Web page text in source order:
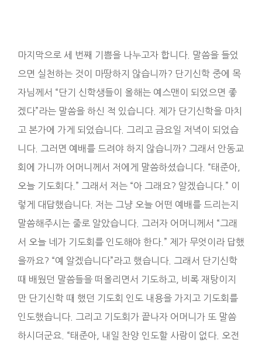
마지막으로 세 번째 기쁨을 나누고자 합니다. 말씀을 들었
으면 실천하는 것이 마땅하지 않습니까? 단기신학 중에 목
자님께서 “단기 신학생들이 올해는 예스맨이 되었으면 좋
겠다”라는 말씀을 하신 적 있습니다. 제가 단기신학을 마치
고 본가에 가게 되었습니다. 그리고 금요일 저녁이 되었습
니다. 그러면 예배를 드려야 하지 않습니까? 그래서 안동교
회에 가니까 어머니께서 저에게 말씀하셨습니다. “태준아,
오늘 기도회다.” 그래서 저는 “아 그래요? 알겠습니다.” 이
렇게 대답했습니다. 저는 그냥 오늘 어떤 예배를 드리는지
말씀해주시는 줄로 알았습니다. 그러자 어머니께서 “그래
서 오늘 네가 기도회를 인도해야 한다.” 제가 무엇이라 답했
을까요? “예 알겠습니다”라고 했습니다. 그래서 단기신학
때 배웠던 말씀들을 떠올리면서 기도하고, 비록 재탕이지
만 단기신학 때 했던 기도회 인도 내용을 가지고 기도회를
인도했습니다. 그리고 기도회가 끝나자 어머니가 또 말씀
하시더군요. “태준아, 내일 찬양 인도할 사람이 없다. 오전